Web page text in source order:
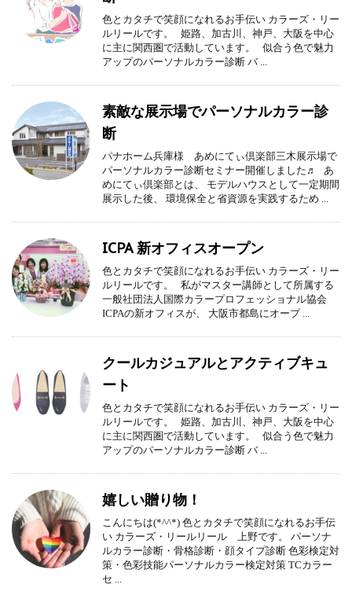
色とカタチで笑顔になれるお手伝い カラーズ・リー
ルリールです。 姫路、加古川、神戸、大阪を中心
に主に関西圏で活動しています。 似合う色で魅力
アップのパーソナルカラー診断 バ ...
素敵な展示場でパーソナルカラー診
断
パナホーム兵庫様 あめにてぃ倶楽部三木展示場で
パーソナルカラー診断セミナー開催しました♬ あ
めにてぃ倶楽部とは、 モデルハウスとして一定期間
展示した後、 環境保全と省資源を実践するため ...
ICPA 新オフィスオープン
色とカタチで笑顔になれるお手伝い カラーズ・リー
ルリールです。 私がマスター講師として所属する
一般社団法人国際カラープロフェッショナル協会
ICPAの新オフィスが、 大阪市都島にオープ ...
クールカジュアルとアクティブキュ
ート
色とカタチで笑顔になれるお手伝い カラーズ・リー
ルリールです。 姫路、加古川、神戸、大阪を中心
に主に関西圏で活動しています。 似合う色で魅力
アップのパーソナルカラー診断 バ ...
嬉しい贈り物！
こんにちは(*^^*) 色とカタチで笑顔になれるお手伝
い カラーズ・リールリール 上野です。 パーソナ
ルカラー診断・骨格診断・顔タイプ診断 色彩検定対
策・色彩技能パーソナルカラー検定対策 TCカラー
セ ...